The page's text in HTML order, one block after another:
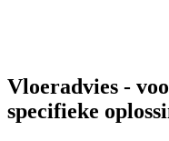
Vloeradvies -
specifieke